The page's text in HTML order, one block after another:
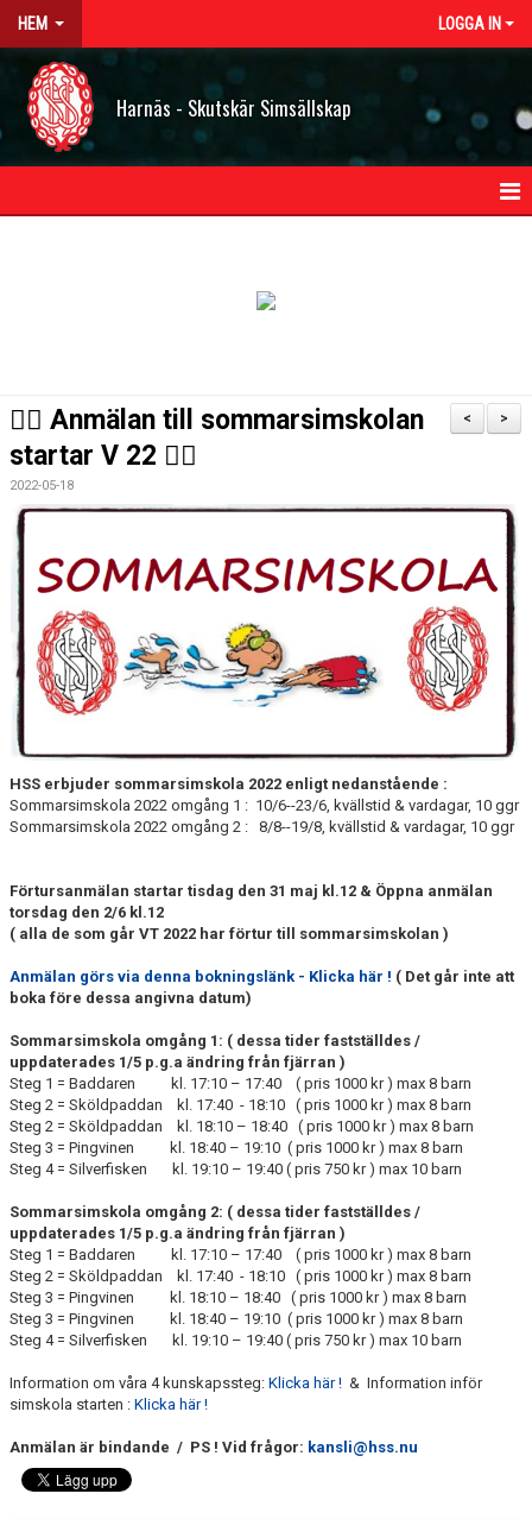
HEM LOGGA IN
Harnäs - Skutskär Simsällskap
STYRELSEN
FJÄRRANHÖJDERBADET
HARNÄSBADET
>
<
🏊‍♂ Anmälan till sommarsimskolan
startar V 22 🏊‍♂
2022-05-18
HSS erbjuder sommarsimskola 2022 enligt nedanstående :
Sommarsimskola 2022 omgång 1 : 10/6--23/6, kvällstid & vardagar, 10 ggr
Sommarsimskola 2022 omgång 2 : 8/8--19/8, kvällstid & vardagar, 10 ggr
Förtursanmälan startar tisdag den 31 maj kl.12 & Öppna anmälan
torsdag den 2/6 kl.12
( alla de som går VT 2022 har förtur till sommarsimskolan )
Anmälan görs via denna bokningslänk - Klicka här ! ( Det går inte att
boka före dessa angivna datum)
Sommarsimskola omgång 1: ( dessa tider fastställdes /
uppdaterades 1/5 p.g.a ändring från fjärran )
Steg 1 = Baddaren kl. 17:10 – 17:40 ( pris 1000 kr ) max 8 barn
Steg 2 = Sköldpaddan kl. 17:40 - 18:10 ( pris 1000 kr ) max 8 barn
Steg 2 = Sköldpaddan kl. 18:10 – 18:40 ( pris 1000 kr ) max 8 barn
Steg 3 = Pingvinen kl. 18:40 – 19:10 ( pris 1000 kr ) max 8 barn
Steg 4 = Silverfisken kl. 19:10 – 19:40 ( pris 750 kr ) max 10 barn
Sommarsimskola omgång 2: ( dessa tider fastställdes /
uppdaterades 1/5 p.g.a ändring från fjärran )
Steg 1 = Baddaren kl. 17:10 – 17:40 ( pris 1000 kr ) max 8 barn
Steg 2 = Sköldpaddan kl. 17:40 - 18:10 ( pris 1000 kr ) max 8 barn
Steg 3 = Pingvinen kl. 18:10 – 18:40 ( pris 1000 kr ) max 8 barn
Steg 3 = Pingvinen kl. 18:40 – 19:10 ( pris 1000 kr ) max 8 barn
Steg 4 = Silverfisken kl. 19:10 – 19:40 ( pris 750 kr ) max 10 barn
Information om våra 4 kunskapssteg: Klicka här ! & Information inför
simskola starten : Klicka här !
Anmälan är bindande / PS ! Vid frågor: kansli@hss.nu